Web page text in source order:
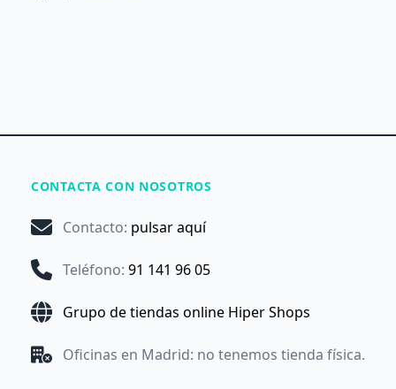
CONTACTA CON NOSOTROS
Contacto: pulsar aquí
Teléfono: 91 141 96 05
Grupo de tiendas online Hiper Shops
Oficinas en Madrid: no tenemos tienda física.